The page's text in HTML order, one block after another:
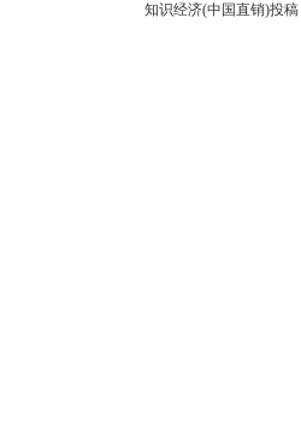
知识经济(中国直销)投稿|